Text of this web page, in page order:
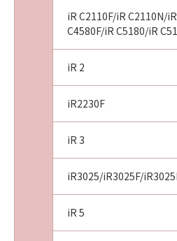
供のみです。キヤノン、
れらの販売代理店または
のライセンサーは、お客様
ウェア」の誤用または本契
ていない方法による使用が
お客様とキヤノンとの間の
法に定める消費者契約に
て、キヤノン、キヤノンの
売代理店または販売店並
ンサーの故意または重過
たは不法行為に起因して
に関しお客様に生じた損害
適用されないものとします
iR C2110F/iR C2110N/
C4580F/iR C5180/iR
iR 2
iR2230F
iR 3
iR3025/iR3025F/
iR 5